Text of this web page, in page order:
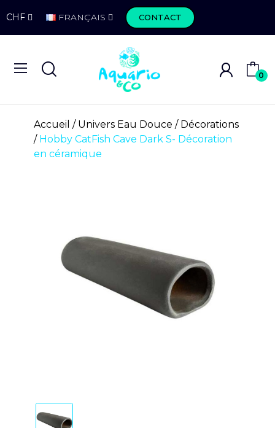
CHF FRANÇAIS CONTACT
0
Accueil Univers Eau Douce
Décorations
Hobby CatFish Cave Dark S- Décoration
en céramique